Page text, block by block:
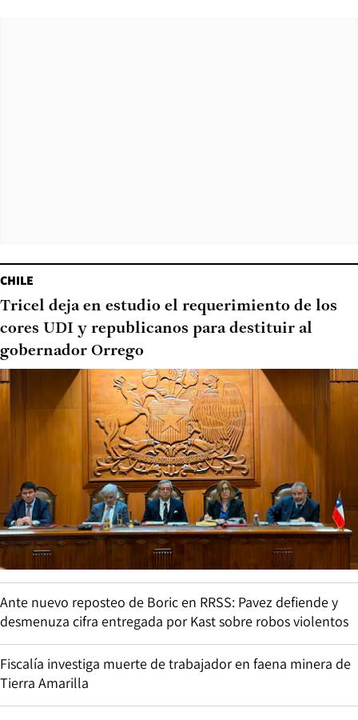
CHILE
Tricel deja en estudio el requerimiento de los
cores UDI y republicanos para destituir al
gobernador Orrego
Ante nuevo reposteo de Boric en RRSS: Pavez defiende y
desmenuza cifra entregada por Kast sobre robos violentos
Fiscalía investiga muerte de trabajador en faena minera de
Tierra Amarilla